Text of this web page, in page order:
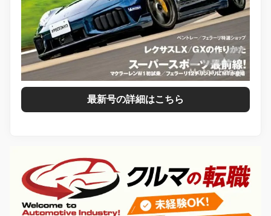
最新号の詳細はこちら